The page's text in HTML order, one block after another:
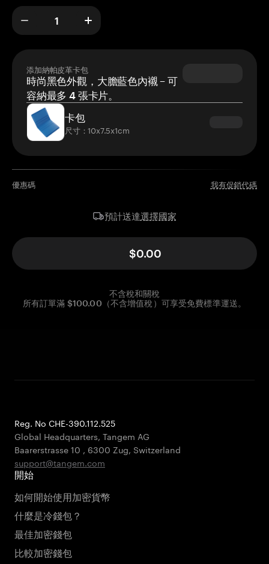
添加納帕皮革卡包
時尚黑色外觀，大膽藍色內襯 – 可
容納最多 4 張卡片。
卡包
尺寸：10x7.5x1cm
優惠碼 我有促銷代碼
預計送達選擇國家
$0.00
不含稅和關稅
所有訂單滿 $100.00（不含增值稅）可享受免費標準運送。
Reg. No CHE-390.112.525
Global Headquarters, Tangem AG
Baarerstrasse 10 , 6300 Zug, Switzerland
support@tangem.com
開始
如何開始使用加密貨幣
什麼是冷錢包？
最佳加密錢包
比較加密錢包